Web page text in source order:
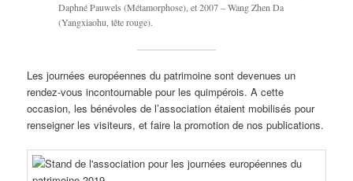
Daphné Pauwels (Métamorphose), et 2007 – Wang Zhen Da
(Yangxiaohu, tête rouge).
Les journées européennes du patrimoine sont devenues un
rendez-vous incontournable pour les quimpérois. A cette
occasion, les bénévoles de l’association étaient mobilisés pour
renseigner les visiteurs, et faire la promotion de nos publications.